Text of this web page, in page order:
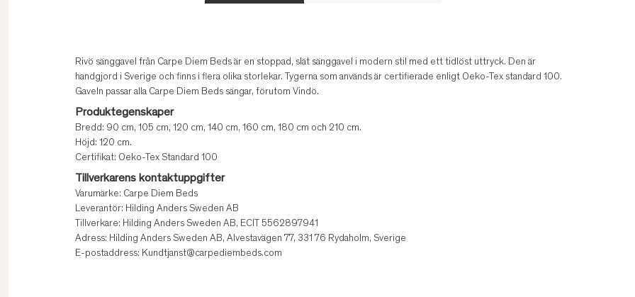
Rivö sänggavel från Carpe Diem Beds är en stoppad, slät sänggavel i modern stil med ett tidlöst uttryck. Den är
handgjord i Sverige och finns i flera olika storlekar. Tygerna som används är certifierade enligt Oeko-Tex standard 100.
Gaveln passar alla Carpe Diem Beds sängar, förutom Vindö.
Produktegenskaper
Bredd: 90 cm, 105 cm, 120 cm, 140 cm, 160 cm, 180 cm och 210 cm.
Höjd: 120 cm.
Certifikat: Oeko-Tex Standard 100
Tillverkarens kontaktuppgifter
Varumärke: Carpe Diem Beds
Leverantör: Hilding Anders Sweden AB
Tillverkare: Hilding Anders Sweden AB, ECIT 5562897941
Adress: Hilding Anders Sweden AB, Alvestavägen 77, 331 76 Rydaholm, Sverige
E-postaddress: Kundtjanst@carpediembeds.com